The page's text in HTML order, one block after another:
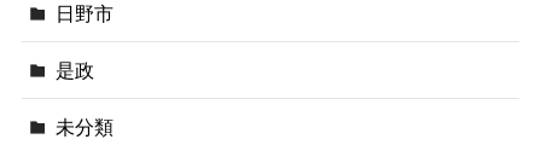
日野市
是政
未分類